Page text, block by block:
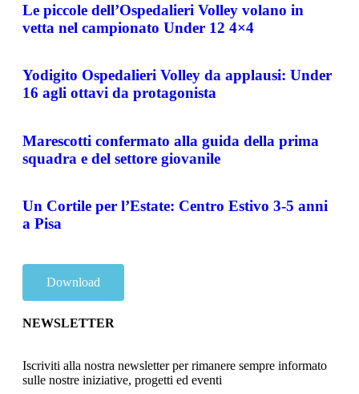
Le piccole dell’Ospedalieri Volley volano in
vetta nel campionato Under 12 4×4
Yodigito Ospedalieri Volley da applausi: Under
16 agli ottavi da protagonista
Marescotti confermato alla guida della prima
squadra e del settore giovanile
Un Cortile per l’Estate: Centro Estivo 3-5 anni
a Pisa
Download
NEWSLETTER
Iscriviti alla nostra newsletter per rimanere sempre informato
sulle nostre iniziative, progetti ed eventi